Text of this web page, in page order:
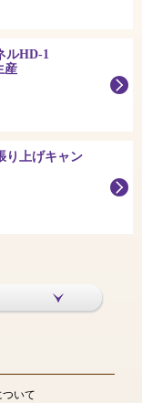
ルHD-1
産
上げキャン
いて